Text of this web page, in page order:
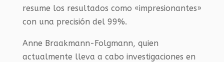
resume los resultados como «impresionantes»
con una precisión del 99%.
Anne Braakmann-Folgmann, quien
actualmente lleva a cabo investigaciones en